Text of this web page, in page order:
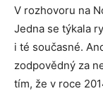
V rozhovoru na
Jedna se týkala
i té současné.
zodpovědný za
tím, že v roce